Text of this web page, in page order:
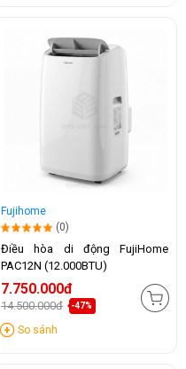
Fujihome
(0)
Điều hòa di động FujiHome
PAC12N (12.000BTU)
7.750.000đ
14.500.000đ -47%
So sánh